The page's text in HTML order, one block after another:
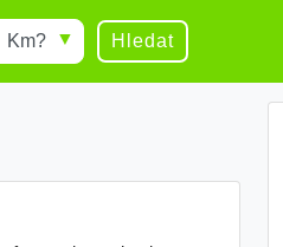
Radius Hledat